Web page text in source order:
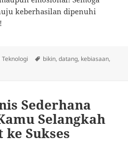
keberhasilan dipenuhi
Categories
Teknologi Tags
bikin,datang, kebiasaan,
Sederhana
Selangkah
Sukses